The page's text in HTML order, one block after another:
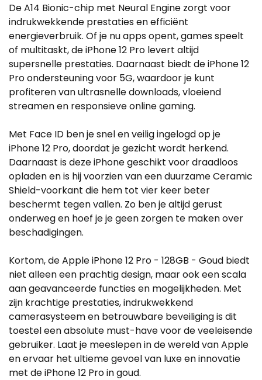
De A14 Bionic-chip met Neural Engine zorgt voor
indrukwekkende prestaties en efficiënt
energieverbruik. Of je nu apps opent, games speelt
of multitaskt, de iPhone 12 Pro levert altijd
supersnelle prestaties. Daarnaast biedt de iPhone 12
Pro ondersteuning voor 5G, waardoor je kunt
profiteren van ultrasnelle downloads, vloeiend
streamen en responsieve online gaming.
Met Face ID ben je snel en veilig ingelogd op je
iPhone 12 Pro, doordat je gezicht wordt herkend.
Daarnaast is deze iPhone geschikt voor draadloos
opladen en is hij voorzien van een duurzame Ceramic
Shield-voorkant die hem tot vier keer beter
beschermt tegen vallen. Zo ben je altijd gerust
onderweg en hoef je je geen zorgen te maken over
beschadigingen.
Kortom, de Apple iPhone 12 Pro - 128GB - Goud biedt
niet alleen een prachtig design, maar ook een scala
aan geavanceerde functies en mogelijkheden. Met
zijn krachtige prestaties, indrukwekkend
camerasysteem en betrouwbare beveiliging is dit
toestel een absolute must-have voor de veeleisende
gebruiker. Laat je meeslepen in de wereld van Apple
en ervaar het ultieme gevoel van luxe en innovatie
met de iPhone 12 Pro in goud.